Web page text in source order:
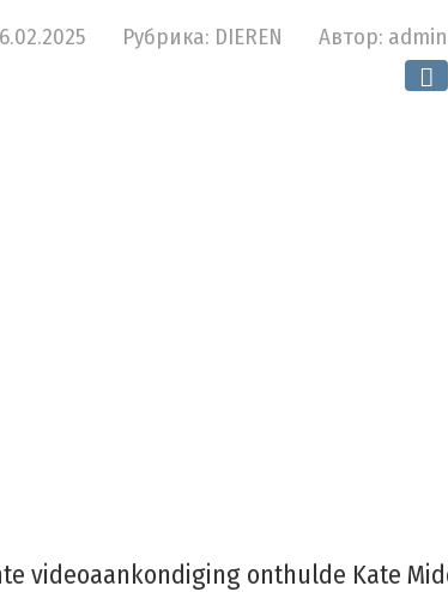
Рубрика: DIEREN Автор: admin
videoaankondiging onthulde Kate